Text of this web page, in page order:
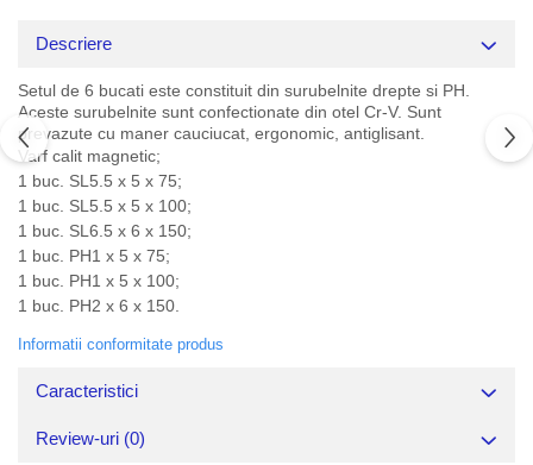
Descriere
Setul de 6 bucati este constituit din surubelnite drepte si PH.
Aceste surubelnite sunt confectionate din otel Cr-V. Sunt
prevazute cu maner cauciucat, ergonomic, antiglisant.
Varf calit magnetic;
1 buc. SL5.5 x 5 x 75;
1 buc. SL5.5 x 5 x 100;
1 buc. SL6.5 x 6 x 150;
1 buc. PH1 x 5 x 75;
1 buc. PH1 x 5 x 100;
1 buc. PH2 x 6 x 150.
Informatii conformitate produs
Caracteristici
Review-uri (0)